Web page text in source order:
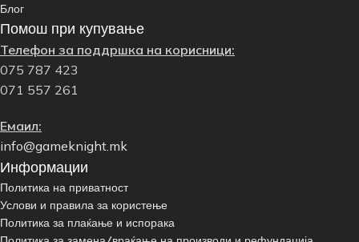
Блог
Помош при купување
Телефон за поддршка на корисници:
075 787 423
071 557 261
Емаил:
info@gameknight.mk
Информации
Политика на приватност
Услови и правила за користење
Политика за плаќање и испорака